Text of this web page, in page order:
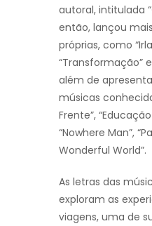
autoral, intitulada
então, lançou
próprias, como
“Transformação”
além de
músicas
Frente”,
“Nowhere Man”,
Wonderful World”.
As letras das
exploram as
viagens, uma de